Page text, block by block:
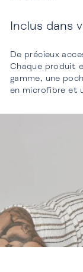
Inclus dans
De précieux
Chaque produit
gamme, une
en microfibre et